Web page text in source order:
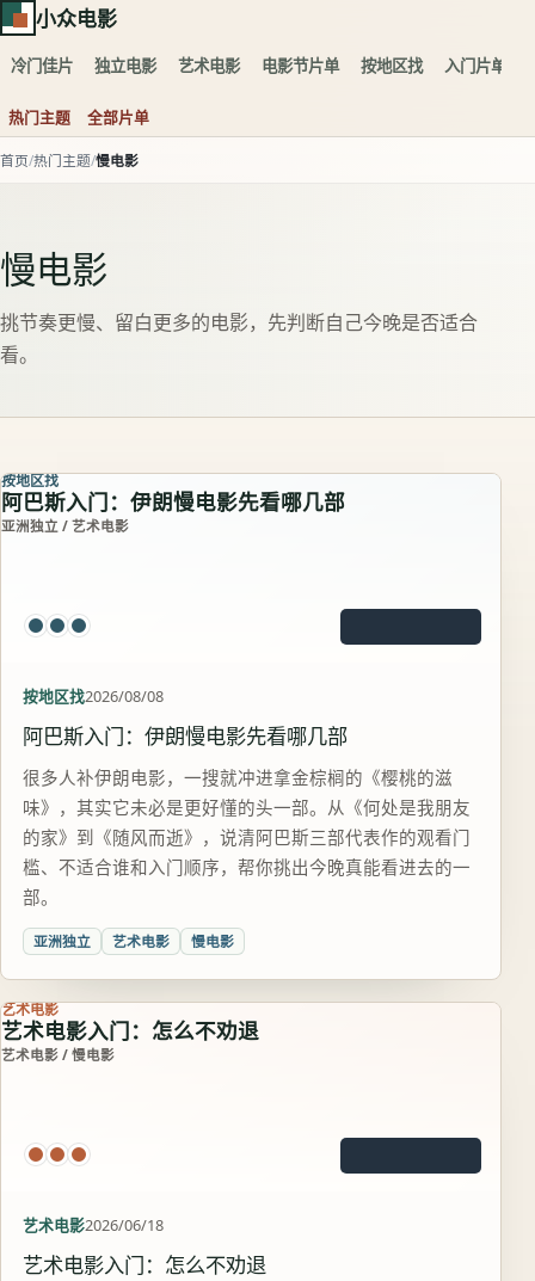
小众电影
冷门佳片 独立电影 艺术电影 电影节片单 按地区找 入门片单
热门主题 全部片单
首页 热门主题 慢电影
慢电影
挑节奏更慢、留白更多的电影，先判断自己今晚是否适合
看。
按地区找
阿巴斯入门：伊朗慢电影先看哪几部
亚洲独立 / 艺术电影
按地区找2026/08/08
阿巴斯入门：伊朗慢电影先看哪几部
很多人补伊朗电影，一搜就冲进拿金棕榈的《樱桃的滋
味》，其实它未必是更好懂的头一部。从《何处是我朋友
的家》到《随风而逝》，说清阿巴斯三部代表作的观看门
槛、不适合谁和入门顺序，帮你挑出今晚真能看进去的一
部。
亚洲独立 艺术电影 慢电影
艺术电影
艺术电影入门：怎么不劝退
艺术电影 / 慢电影
艺术电影2026/06/18
艺术电影入门：怎么不劝退